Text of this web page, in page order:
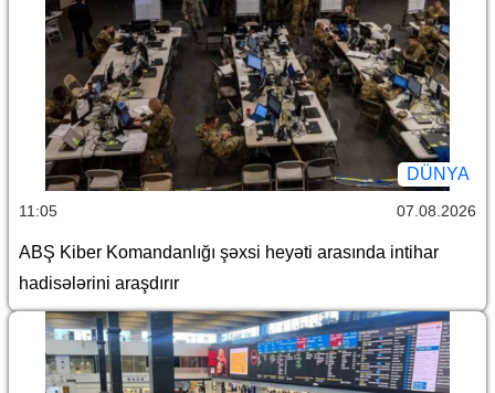
DÜNYA
11:05 07.08.2026
ABŞ Kiber Komandanlığı şəxsi heyəti arasında intihar
hadisələrini araşdırır